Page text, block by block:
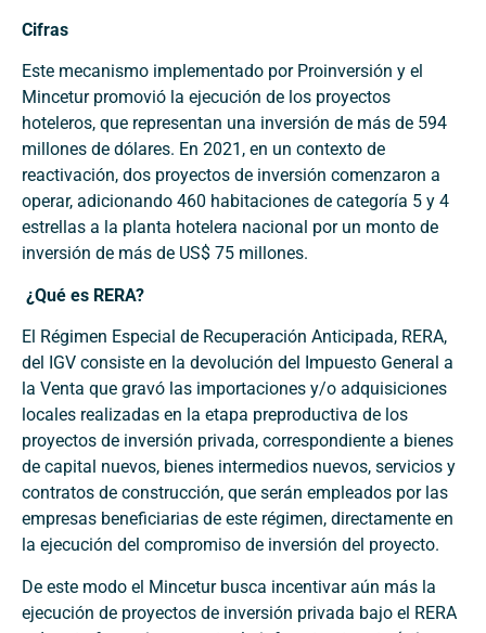
Cifras
Este mecanismo implementado por Proinversión y el
Mincetur promovió la ejecución de los proyectos
hoteleros, que representan una inversión de más de 594
millones de dólares. En 2021, en un contexto de
reactivación, dos proyectos de inversión comenzaron a
operar, adicionando 460 habitaciones de categoría 5 y 4
estrellas a la planta hotelera nacional por un monto de
inversión de más de US$ 75 millones.
¿Qué es RERA?
El Régimen Especial de Recuperación Anticipada, RERA,
del IGV consiste en la devolución del Impuesto General a
la Venta que gravó las importaciones y/o adquisiciones
locales realizadas en la etapa preproductiva de los
proyectos de inversión privada, correspondiente a bienes
de capital nuevos, bienes intermedios nuevos, servicios y
contratos de construcción, que serán empleados por las
empresas beneficiarias de este régimen, directamente en
la ejecución del compromiso de inversión del proyecto.
De este modo el Mincetur busca incentivar aún más la
ejecución de proyectos de inversión privada bajo el RERA